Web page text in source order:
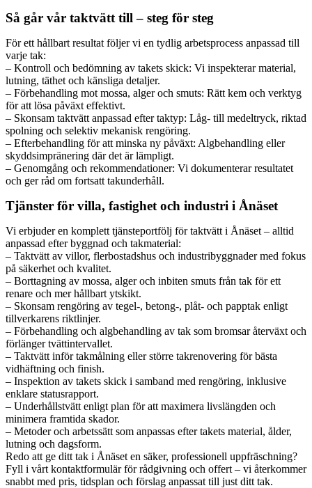
Så går vår taktvätt till – steg för steg
För ett hållbart resultat följer vi en tydlig arbetsprocess anpassad till
varje tak:
– Kontroll och bedömning av takets skick: Vi inspekterar material,
lutning, täthet och känsliga detaljer.
– Förbehandling mot mossa, alger och smuts: Rätt kem och verktyg
för att lösa påväxt effektivt.
– Skonsam taktvätt anpassad efter taktyp: Låg- till medeltryck, riktad
spolning och selektiv mekanisk rengöring.
– Efterbehandling för att minska ny påväxt: Algbehandling eller
skyddsimpränering där det är lämpligt.
– Genomgång och rekommendationer: Vi dokumenterar resultatet
och ger råd om fortsatt takunderhåll.
Tjänster för villa, fastighet och industri i Ånäset
Vi erbjuder en komplett tjänsteportfölj för taktvätt i Ånäset – alltid
anpassad efter byggnad och takmaterial:
– Taktvätt av villor, flerbostadshus och industribyggnader med fokus
på säkerhet och kvalitet.
– Borttagning av mossa, alger och inbiten smuts från tak för ett
renare och mer hållbart ytskikt.
– Skonsam rengöring av tegel-, betong-, plåt- och papptak enligt
tillverkarens riktlinjer.
– Förbehandling och algbehandling av tak som bromsar återväxt och
förlänger tvättintervallet.
– Taktvätt inför takmålning eller större takrenovering för bästa
vidhäftning och finish.
– Inspektion av takets skick i samband med rengöring, inklusive
enklare statusrapport.
– Underhållstvätt enligt plan för att maximera livslängden och
minimera framtida skador.
– Metoder och arbetssätt som anpassas efter takets material, ålder,
lutning och dagsform.
Redo att ge ditt tak i Ånäset en säker, professionell uppfräschning?
Fyll i vårt kontaktformulär för rådgivning och offert – vi återkommer
snabbt med pris, tidsplan och förslag anpassat till just ditt tak.